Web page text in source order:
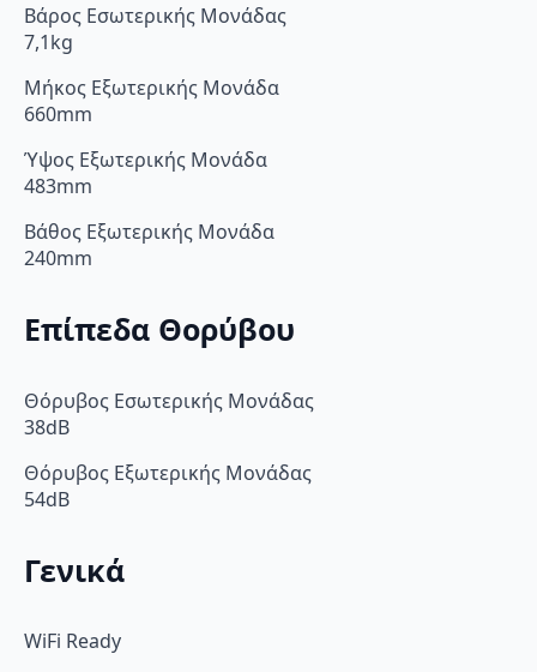
Βάρος Εσωτερικής Μονάδας
7,1kg
Μήκος Εξωτερικής Μονάδα
660mm
Ύψος Εξωτερικής Μονάδα
483mm
Βάθος Εξωτερικής Μονάδα
240mm
Επίπεδα Θορύβου
Θόρυβος Εσωτερικής Μονάδας
38dB
Θόρυβος Εξωτερικής Μονάδας
54dB
Γενικά
WiFi Ready